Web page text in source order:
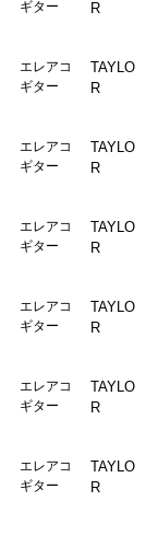
ギター R
エレアコ
ギター
TAYLO
R
エレアコ
ギター
TAYLO
R
エレアコ
ギター
TAYLO
R
エレアコ
ギター
TAYLO
R
エレアコ
ギター
TAYLO
R
エレアコ
ギター
TAYLO
R